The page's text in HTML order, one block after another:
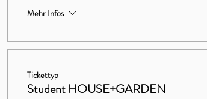
Mehr Infos
Tickettyp
Student HOUSE+GARDEN